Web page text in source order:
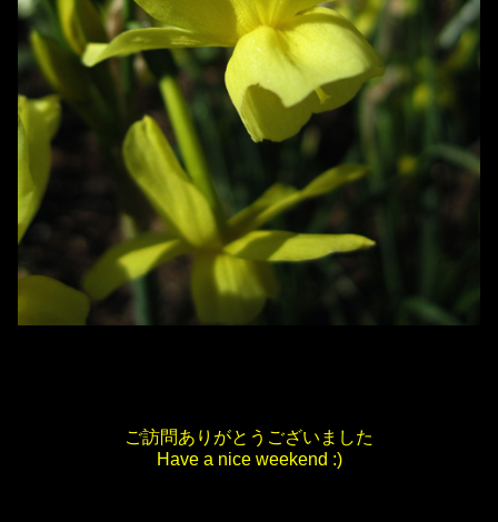
ご訪問ありがとうございました
Have a nice weekend :)